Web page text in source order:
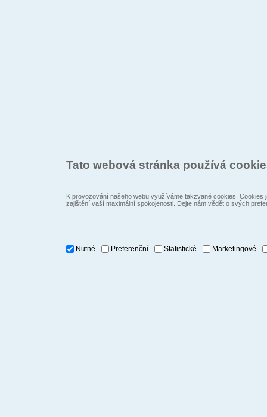
Tato webová stránka používá
K provozování našeho webu využíváme takzvané cookies.
zajištění vaší maximální spokojenosti. Dejte nám vědět o svých
Nutné Preferenční Statistické Marketingové